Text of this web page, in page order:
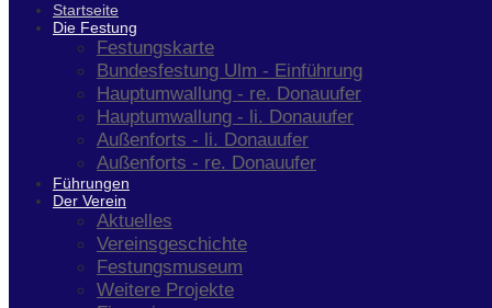
Startseite
Die Festung
Festungskarte
Bundesfestung Ulm - Einführung
Hauptumwallung - re. Donauufer
Hauptumwallung - li. Donauufer
Außenforts - li. Donauufer
Außenforts - re. Donauufer
Führungen
Der Verein
Aktuelles
Vereinsgeschichte
Festungsmuseum
Weitere Projekte